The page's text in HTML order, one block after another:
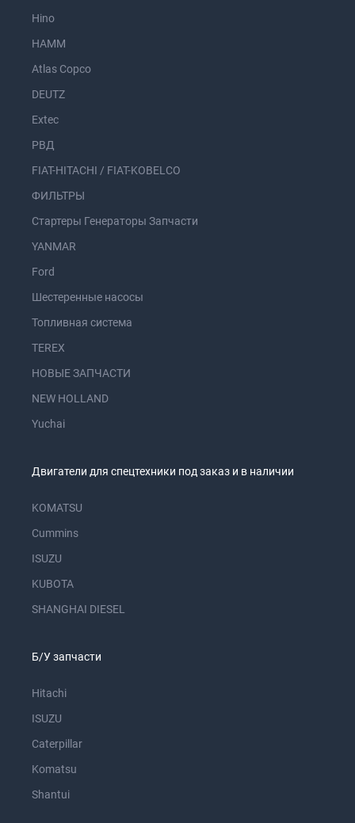
Hino
HAMM
Atlas Copco
DEUTZ
Extec
РВД
FIAT-HITACHI / FIAT-KOBELCO
ФИЛЬТРЫ
Стартеры Генераторы Запчасти
YANMAR
Ford
Шестеренные насосы
Топливная система
TEREX
НОВЫЕ ЗАПЧАСТИ
NEW HOLLAND
Yuchai
Двигатели для спецтехники под заказ и в наличии
KOMATSU
Cummins
ISUZU
KUBOTA
SHANGHAI DIESEL
Б/У запчасти
Hitachi
ISUZU
Caterpillar
Komatsu
Shantui